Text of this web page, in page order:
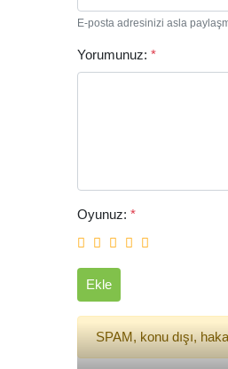
E-posta adresinizi asla
Yorumunuz: *
Oyunuz: *
Ekle
SPAM, konu dışı,